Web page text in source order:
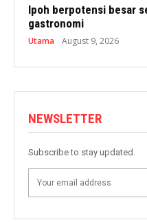
Ipoh berpotensi besar
gastronomi
Utama August 9, 2026
NEWSLETTER
Subscribe to stay updated.